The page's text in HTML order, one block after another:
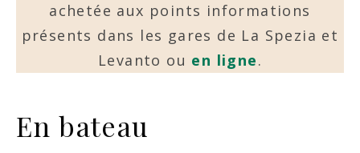
achetée aux points informations
présents dans les gares de La Spezia et
Levanto ou en ligne.
En bateau